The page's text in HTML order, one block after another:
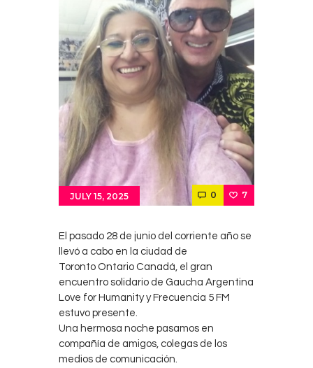
Contacts
Cine
JULY 15, 2025 0 7
El pasado 28 de junio del corriente año se
llevó a cabo en la ciudad de
Toronto Ontario Canadá, el gran
encuentro solidario de Gaucha Argentina
Love for Humanity y Frecuencia 5 FM
estuvo presente.
Una hermosa noche pasamos en
compañía de amigos, colegas de los
medios de comunicación.